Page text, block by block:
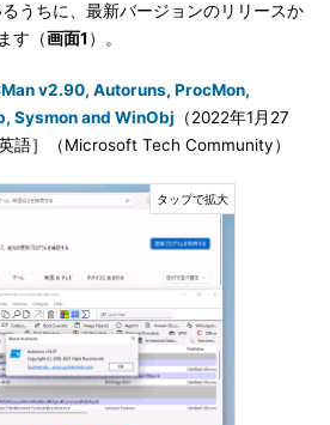
うちに、最新バージョンのリリースか
す（画面1 ）。
v2.90, Autoruns, ProcMon,
Sysmon and WinObj （2022年1月27
語］（Microsoft Tech Community）